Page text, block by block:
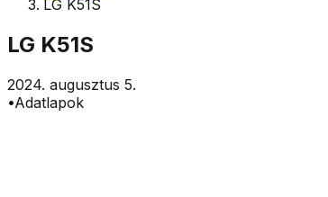
LG K51S
LG K51S
2024. augusztus 5.
•Adatlapok